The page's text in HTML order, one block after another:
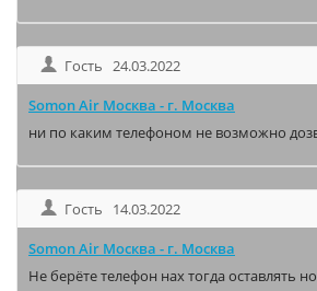
Гость 24.03.2022
Somon Air Москва - г. Москва
ни по каким телефоном не возможно
Гость 14.03.2022
Somon Air Москва - г. Москва
Не берёте телефон нах тогда оставлять